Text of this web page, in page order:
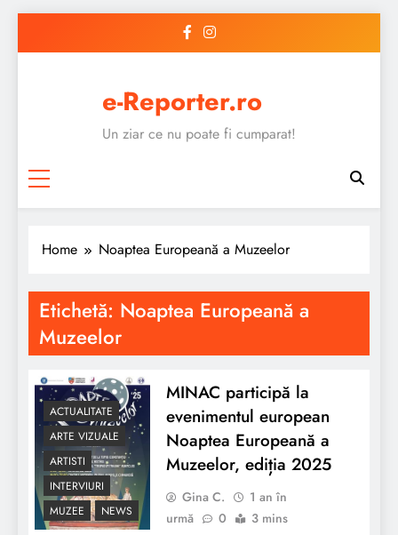
e-Reporter.ro
Un ziar ce nu poate fi cumparat!
Home Noaptea Europeană a Muzeelor
Etichetă: Noaptea Europeană a
Muzeelor
ACTUALITATE
ARTE VIZUALE
ARTISTI
INTERVIURI
MUZEE
NEWS
MINAC participă la
evenimentul european
Noaptea Europeană a
Muzeelor, ediția 2025
Gina C.
1 an în
urmă
0 3 mins